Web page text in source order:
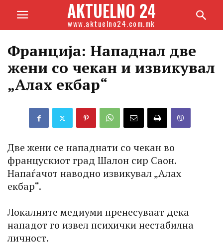
AKTUELNO 24
www.aktuelno24.com.mk
Франција: Нападнал две
жени со чекан и извикувал
„Алах екбар“
Две жени се нападнати со чекан во
францускиот град Шалон сир Саон.
Напаѓачот наводно извикувал „Алах
екбар“.
Локалните медиуми пренесуваат дека
нападот го извел психички нестабилна
личност.